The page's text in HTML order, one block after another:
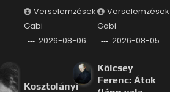
Verselemzések
Gabi
2026-08-06
Verselemzések
Gabi
2026-08-05
Kosztolányi
Kölcsey
Ferenc: Átok